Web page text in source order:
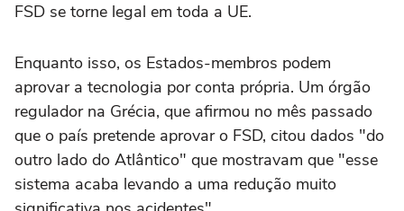
FSD se torne legal em toda a UE.
Enquanto isso, os Estados-membros podem
aprovar a tecnologia por conta própria. Um órgão
regulador na Grécia, que afirmou no mês passado
que o país pretende aprovar o FSD, citou dados "do
outro lado do Atlântico" que mostravam que "esse
sistema acaba levando a uma redução muito